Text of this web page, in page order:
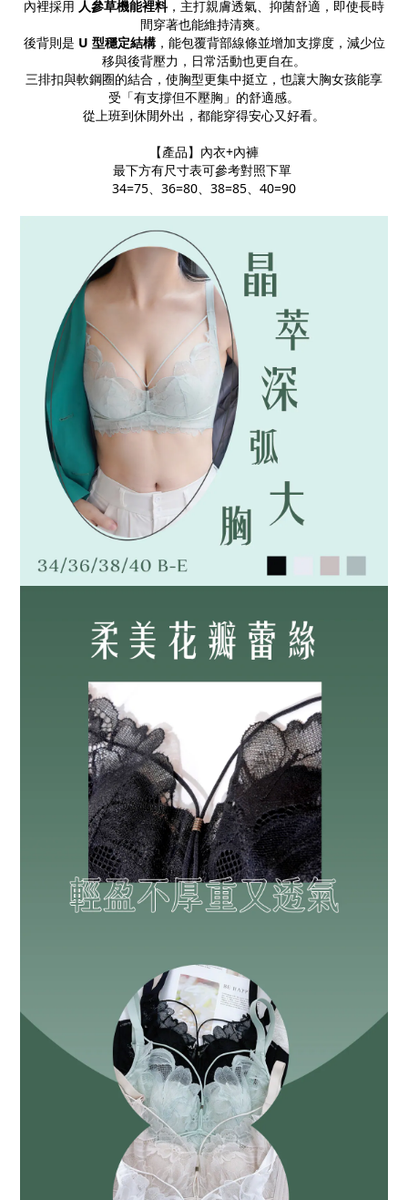
內裡採用 人參草機能裡料，主打親膚透氣、抑菌舒適，即使長時
間穿著也能維持清爽。
後背則是 U 型穩定結構，能包覆背部線條並增加支撐度，減少位
移與後背壓力，日常活動也更自在。
三排扣與軟鋼圈的結合，使胸型更集中挺立，也讓大胸女孩能享
受「有支撐但不壓胸」的舒適感。
從上班到休閒外出，都能穿得安心又好看。
【產品】內衣+內褲
最下方有尺寸表可參考對照下單
34=75、36=80、38=85、40=90